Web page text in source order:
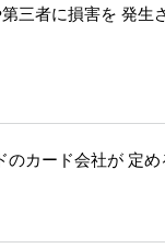
三者に損害を 発
カード会社が 定め